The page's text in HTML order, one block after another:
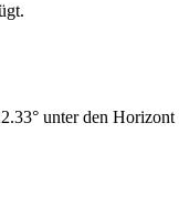
unter den